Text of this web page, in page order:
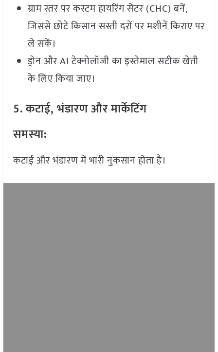
ग्राम स्तर पर कस्टम हायरिंग सेंटर (CHC) बनें,
जिससे छोटे किसान सस्ती दरों पर मशीनें किराए पर
ले सकें।
ड्रोन और AI टेक्नोलॉजी का इस्तेमाल सटीक खेती
के लिए किया जाए।
5. कटाई, भंडारण और मार्केटिंग
समस्या:
कटाई और भंडारण में भारी नुकसान होता है।